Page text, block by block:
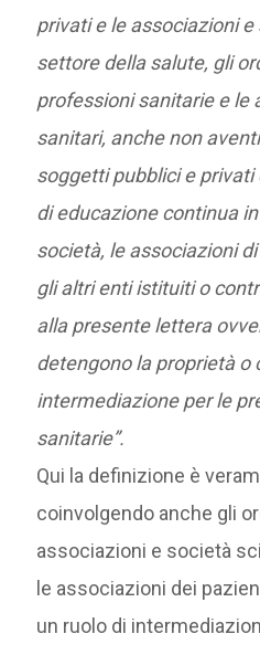
privati e le associazioni
settore della salute, gli
professioni sanitarie e le
sanitari, anche non
soggetti pubblici e
di educazione continua
società, le associazioni
gli altri enti istituiti o
alla presente lettera
detengono la proprietà o
intermediazione per le
sanitarie”.
Qui la definizione è
coinvolgendo anche gli
associazioni e società
le associazioni dei
un ruolo di